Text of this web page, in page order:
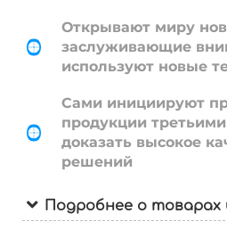
Открывают миру
заслуживающие
используют новые
Сами инициируют
продукции
доказать высокое
решений
Подробнее о товарах